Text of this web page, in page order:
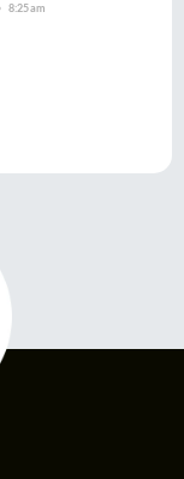
8:25 am